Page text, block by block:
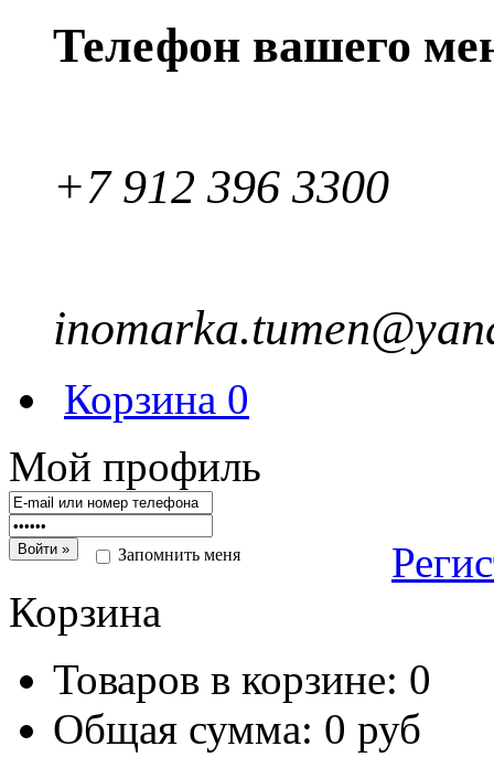
Телефон вашего
+7 912 396 3300
Корзина 0
Мой профиль
Запомнить меня
Корзина
Товаров в корзине: 0
Общая сумма: 0 руб